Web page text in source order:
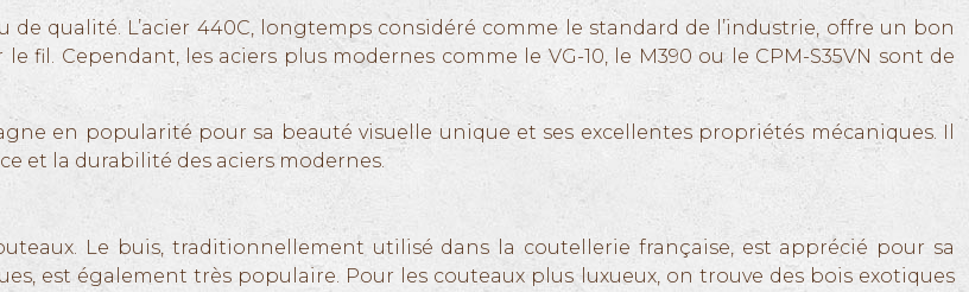
de qualité. L’acier 440C, longtemps considéré comme le standard de l’industrie, offre un bon
Cependant, les aciers plus modernes comme le VG-10, le M390 ou le CPM-S35VN sont de
en popularité pour sa beauté visuelle unique et ses excellentes propriétés mécaniques. Il
et la durabilité des aciers modernes.
Le buis, traditionnellement utilisé dans la coutellerie française, est apprécié pour sa
est également très populaire. Pour les couteaux plus luxueux, on trouve des bois exotiques